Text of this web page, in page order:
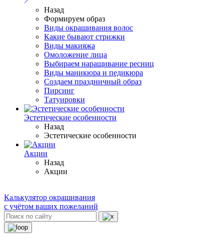
Назад
Формируем образ
Виды окрашивания волос
Какие бывают стрижки
Виды макияжа
Омоложение лица
Выбираем наращивание ресниц
Виды маникюра и педикюра
Создаем праздничный образ
Пирсинг
Татуировки
Эстетические особенности
Назад
Эстетические особенности
Акции
Назад
Акции
Калькулятор окрашивания
с учётом ваших пожеланий